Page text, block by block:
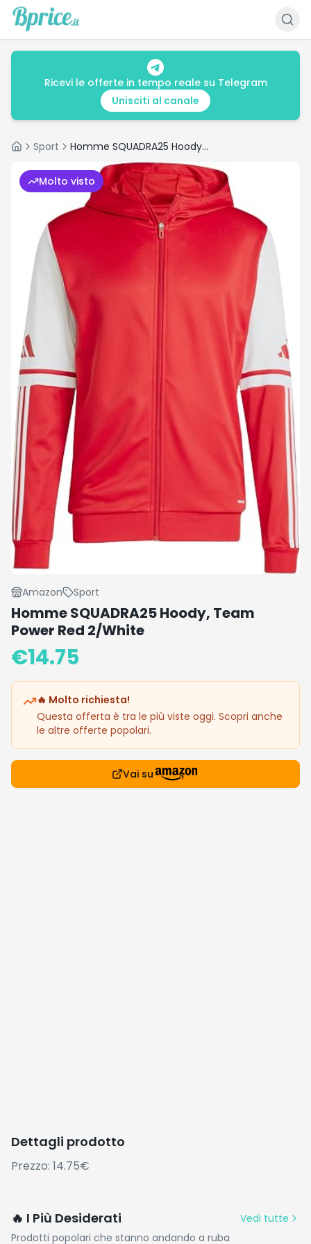
Ricevi le offerte in tempo reale su Telegram
Unisciti al canale
HomeSport Homme SQUADRA25 Hoody, Team Power Red 2/White
Molto visto
Amazon Sport
Homme SQUADRA25 Hoody, Team
Power Red 2/White
€14.75
🔥 Molto richiesta!
Questa offerta è tra le più viste oggi. Scopri anche
le altre offerte popolari.
Vai su
Dettagli prodotto
Prezzo: 14.75€
🔥 I Più Desiderati
Vedi tutte
Prodotti popolari che stanno andando a ruba